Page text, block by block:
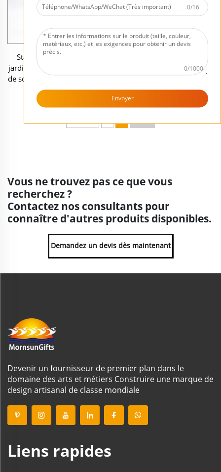
Statue décorative pour
jardin d'Halloween, figurine
de sorcier noir miniature en
résine
nain fantôme pour la
d'Halloween
Précédent 1 2 Suivant
0/16
0/1000
Envoyer
Vous ne trouvez pas ce que vous
recherchez ?
Contactez nos consultants pour
connaître d'autres produits disponibles.
Demandez un devis dès maintenant
Devenir un fournisseur de premier plan dans le
domaine des arts et métiers Construire une marque de
design artisanal de classe mondiale
Liens rapides